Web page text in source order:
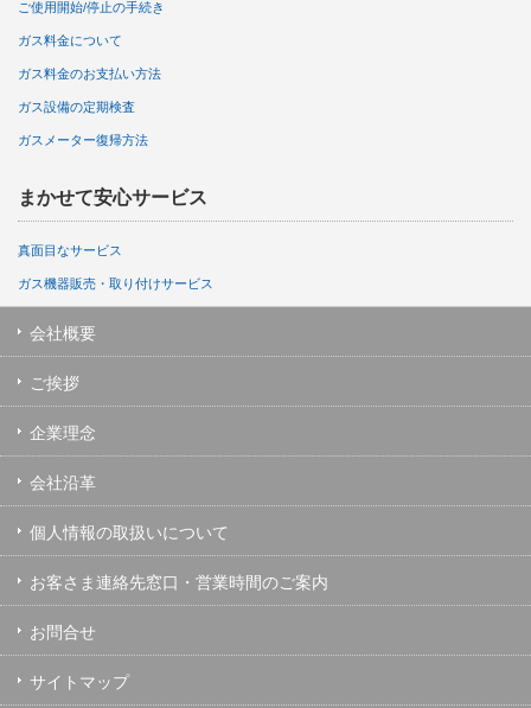
ご使用開始/停止の手続き
ガス料金について
ガス料金のお支払い方法
ガス設備の定期検査
ガスメーター復帰方法
まかせて安心サービス
真面目なサービス
ガス機器販売・取り付けサービス
会社概要
ご挨拶
企業理念
会社沿革
個人情報の取扱いについて
お客さま連絡先窓口・営業時間のご案内
お問合せ
サイトマップ